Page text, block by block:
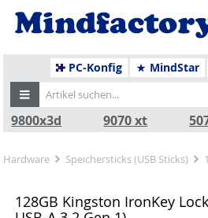
PC-Konfig MindStar
9800x3d 9070 xt
Hardware Speichersticks (USB Sticks)
128GB Kingston IronKey